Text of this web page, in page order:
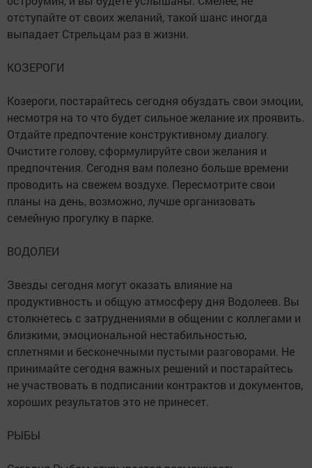
отступайте от своих желаний, такой шанс иногда
выпадает Стрельцам раз в жизни.
КОЗЕРОГИ
Козероги, постарайтесь сегодня обуздать свои эмоции,
несмотря на то что будет сильное желание их проявить.
Отдайте предпочтение конструктивному диалогу.
Очистите голову, сформулируйте свои желания и
предпочтения. Сегодня вам полезно больше времени
проводить на свежем воздухе. Пересмотрите свои
планы на день, возможно, лучше организовать
семейную прогулку в парке.
ВОДОЛЕИ
Звезды сегодня могут оказать влияние на
продуктивность и общую атмосферу дня Водолеев. Вы
столкнетесь с затруднениями в общении с коллегами и
близкими, эмоциональной нестабильностью,
сплетнями и бесконечными пустыми разговорами. Не
принимайте сегодня важных решений и постарайтесь
не участвовать в подписании контрактов и документов,
хороших результатов это не принесет.
РЫБЫ